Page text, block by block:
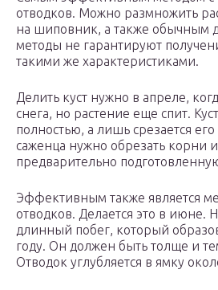
отводков. Можно размножить
на шиповник, а также обычным
методы не гарантируют
такими же характеристиками.
Делить куст нужно в апреле,
снега, но растение еще спит.
полностью, а лишь срезается
саженца нужно обрезать корни и
предварительно
Эффективным также является
отводков. Делается это в июне.
длинный побег, который
году. Он должен быть толще и
Отводок углубляется в ямку